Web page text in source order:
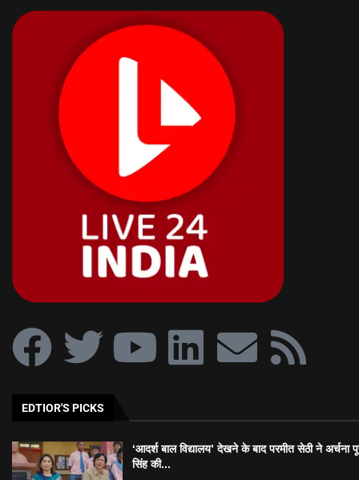
EDTIOR'S PICKS
‘आदर्श बाल विद्यालय’ देखने के बाद परमीत सेठी ने अर्चना
सिंह की...